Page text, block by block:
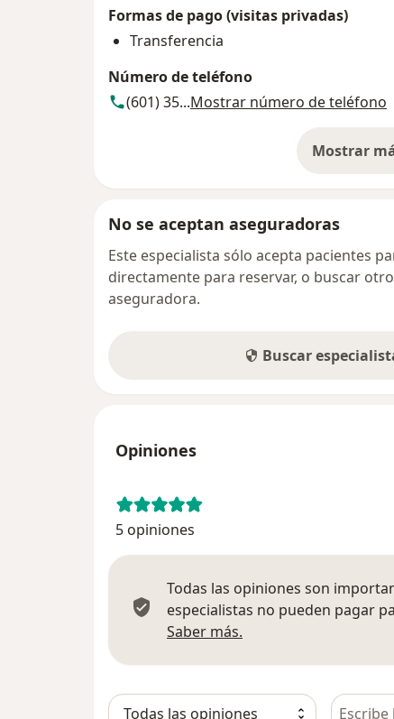
Formas de pago (visitas privadas)
Transferencia
Número de teléfono
(601) 35...Mostrar número de teléfono
Mostrar
No se aceptan aseguradoras
Este especialista sólo acepta pacientes
directamente para reservar, o buscar
aseguradora.
Buscar
Opiniones
5 opiniones
Todas las opiniones son
especialistas no pueden pagar
Saber más.
Busca